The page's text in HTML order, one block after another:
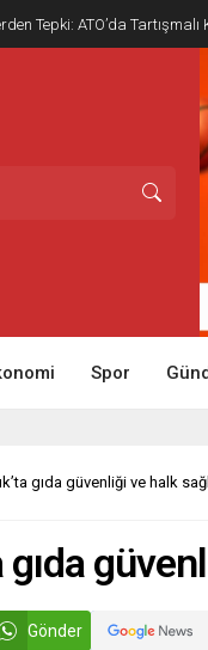
Tepki: ATO’da
Spor
gıda güvenliği ve halk
gıda
Gönder